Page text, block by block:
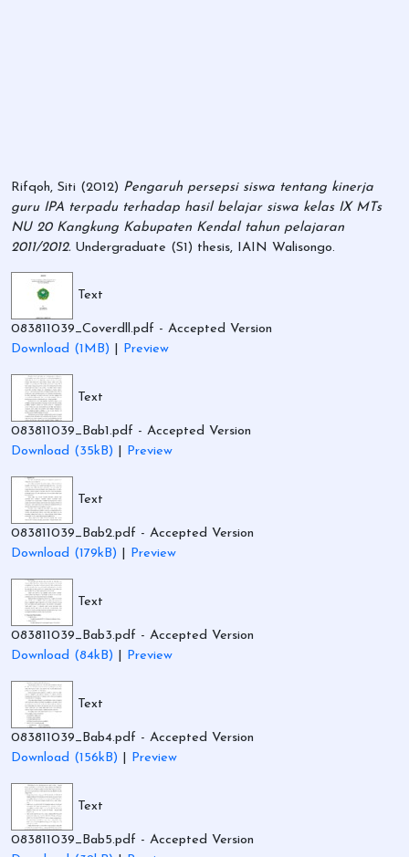
Rifqoh, Siti (2012) Pengaruh persepsi siswa tentang kinerja
guru IPA terpadu terhadap hasil belajar siswa kelas IX MTs
NU 20 Kangkung Kabupaten Kendal tahun pelajaran
2011/2012. Undergraduate (S1) thesis, IAIN Walisongo.
Text
083811039_Coverdll.pdf - Accepted Version
Download (1MB)
Preview
Text
083811039_Bab1.pdf - Accepted Version
Download (35kB)
Preview
Text
083811039_Bab2.pdf - Accepted Version
Download (179kB)
Preview
Text
083811039_Bab3.pdf - Accepted Version
Download (84kB)
Preview
Text
083811039_Bab4.pdf - Accepted Version
Download (156kB)
Preview
Text
083811039_Bab5.pdf - Accepted Version